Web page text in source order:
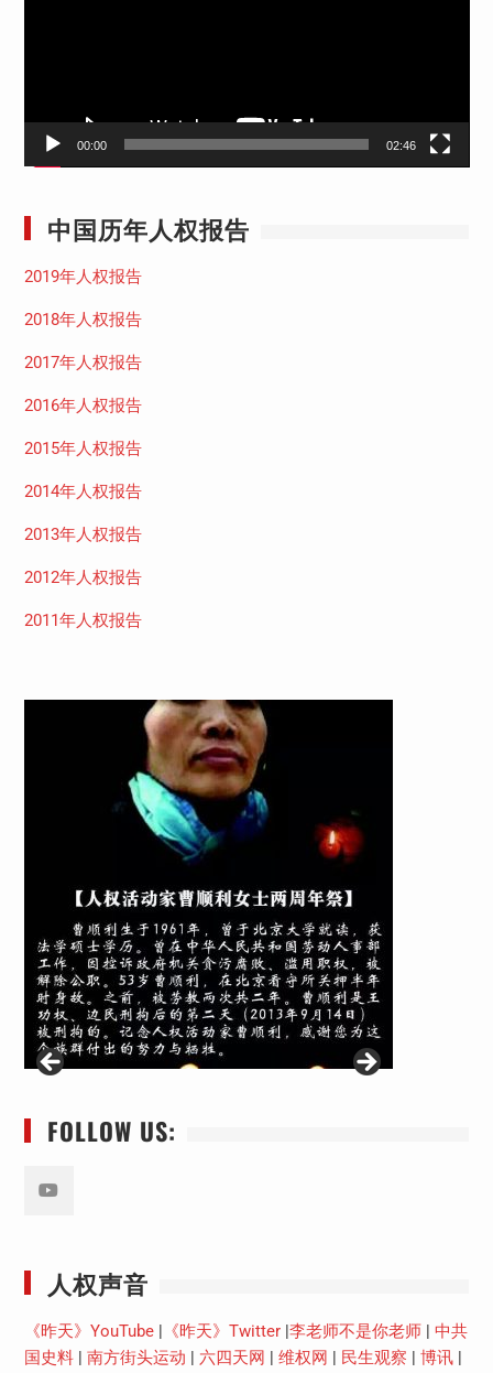
00:00 02:46
中国历年人权报告
2019年人权报告
2018年人权报告
2017年人权报告
2016年人权报告
2015年人权报告
2014年人权报告
2013年人权报告
2012年人权报告
2011年人权报告
FOLLOW US:
人权声音
《昨天》YouTube| 《昨天》Twitter| 李老师不是你老师| 中共
国史料| 南方街头运动 六四天网 维权网 民生观察 博讯|